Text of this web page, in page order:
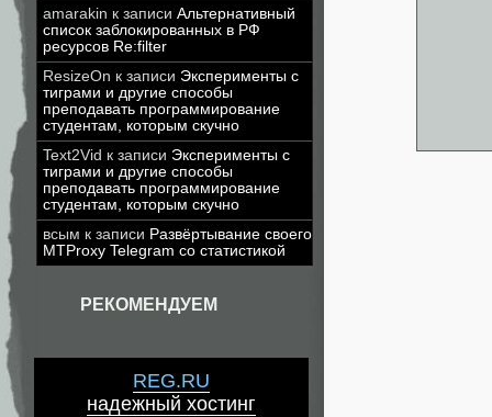
amarakin к записи Альтернативный
список заблокированных в РФ
ресурсов Re:filter
ResizeOn к записи Эксперименты с
тиграми и другие способы
преподавать программирование
студентам, которым скучно
Text2Vid к записи Эксперименты с
тиграми и другие способы
преподавать программирование
студентам, которым скучно
всым к записи Развёртывание своего
MTProxy Telegram со статистикой
РЕКОМЕНДУЕМ
REG.RU
надежный хостинг